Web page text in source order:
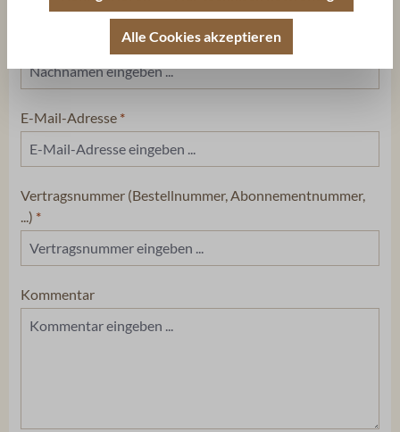
E-Mail-Adresse *
Vertragsnummer (Bestellnummer, Abonnementnummer,
...) *
Kommentar
Alle Cookies akzeptieren